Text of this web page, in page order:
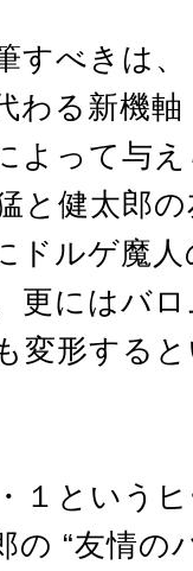
すべきは
わる新機軸
よって与
と健太郎
ドルゲ魔
更にはバ
変形する
１という
の “友情の